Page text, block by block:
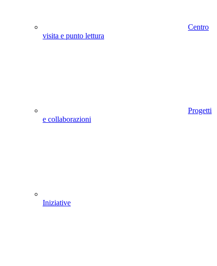
Centro
visita e punto lettura
Progetti
e collaborazioni
Iniziative